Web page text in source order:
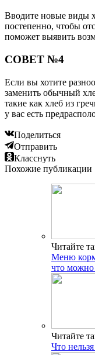
Вводите новые виды
постепенно, чтобы
поможет выявить
СОВЕТ №4
Если вы хотите
заменить обычный
такие как хлеб из
у вас есть
Поделиться
Отправить
Класснуть
Похожие публикации
Читайте
Меню
что можно
Читайте
Что